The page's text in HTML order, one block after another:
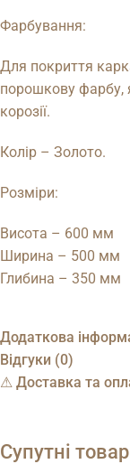
Фарбування:
Для покриття
порошкову фарбу,
корозії.
Колір – Золото.
Розміри:
Висота – 600 мм
Ширина – 500 мм
Глибина – 350 мм
Додаткова
Відгуки (0)
⚠︎ Доставка та
Супутні